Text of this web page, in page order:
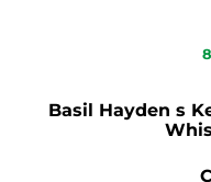
8
Basil Hayden s